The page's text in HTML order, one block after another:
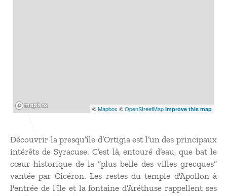
©Mapbox ©OpenStreetMap Improve this map
Découvrir la presqu’île d’Ortigia est l’un des principaux
intérêts de Syracuse. C’est là, entouré d’eau, que bat le
cœur historique de la “plus belle des villes grecques“
vantée par Cicéron. Les restes du temple d'Apollon à
l'entrée de l'île et la fontaine d’Aréthuse rappellent ses